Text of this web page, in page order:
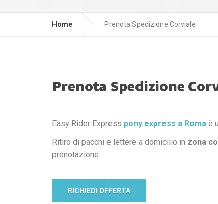
Home Prenota Spedizione Corviale
Prenota Spedizione
Easy Rider Express pony express a Roma è
Ritiro di pacchi e lettere a domicilio in zona
prenotazione.
RICHIEDI OFFERTA